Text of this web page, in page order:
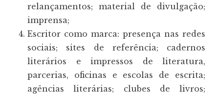
relançamentos; material de divulgação;
imprensa;
Escritor como marca: presença nas redes
sociais; sites de referência; cadernos
literários e impressos de literatura,
parcerias, oficinas e escolas de escrita;
agências literárias; clubes de livros;